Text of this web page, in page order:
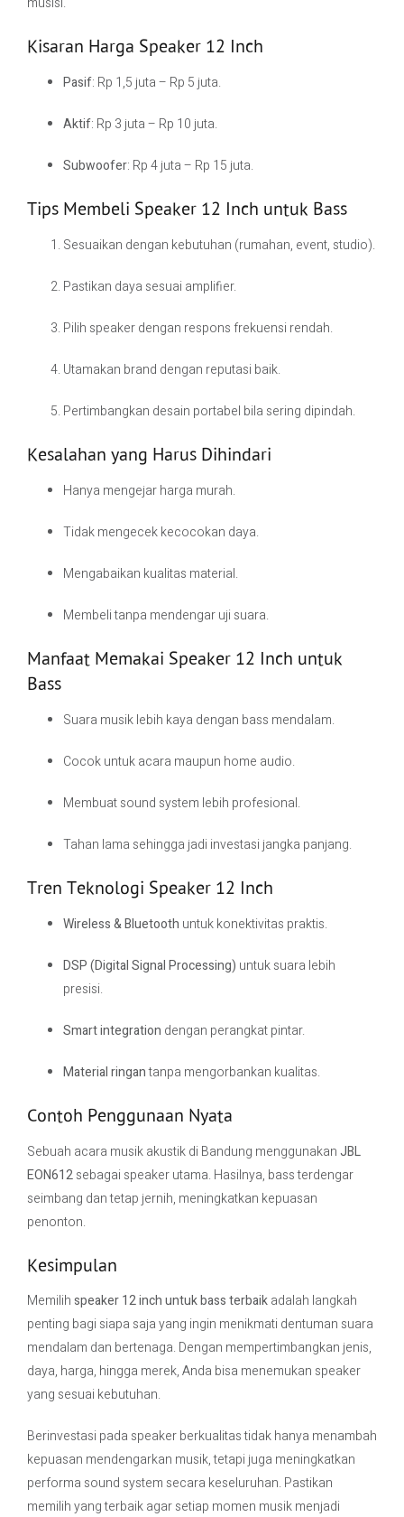
Kisaran Harga Speaker 12 Inch
Pasif: Rp 1,5 juta – Rp 5 juta.
Aktif: Rp 3 juta – Rp 10 juta.
Subwoofer: Rp 4 juta – Rp 15 juta.
Tips Membeli Speaker 12 Inch untuk Bass
Sesuaikan dengan kebutuhan (rumahan, event, studio).
Pastikan daya sesuai amplifier.
Pilih speaker dengan respons frekuensi rendah.
Utamakan brand dengan reputasi baik.
Pertimbangkan desain portabel bila sering dipindah.
Kesalahan yang Harus Dihindari
Hanya mengejar harga murah.
Tidak mengecek kecocokan daya.
Mengabaikan kualitas material.
Membeli tanpa mendengar uji suara.
Manfaat Memakai Speaker 12 Inch untuk
Bass
Suara musik lebih kaya dengan bass mendalam.
Cocok untuk acara maupun home audio.
Membuat sound system lebih profesional.
Tahan lama sehingga jadi investasi jangka panjang.
Tren Teknologi Speaker 12 Inch
Wireless & Bluetooth untuk konektivitas praktis.
DSP (Digital Signal Processing) untuk suara lebih
presisi.
Smart integration dengan perangkat pintar.
Material ringantanpa mengorbankan kualitas.
Contoh Penggunaan Nyata
Sebuah acara musik akustik di Bandung menggunakanJBL
EON612sebagai speaker utama. Hasilnya, bass terdengar
seimbang dan tetap jernih, meningkatkan kepuasan
penonton.
Kesimpulan
Memilihspeaker 12 inch untuk bass terbaikadalah langkah
penting bagi siapa saja yang ingin menikmati dentuman suara
mendalam dan bertenaga. Dengan mempertimbangkan jenis,
daya, harga, hingga merek, Anda bisa menemukan speaker
yang sesuai kebutuhan.
Berinvestasi pada speaker berkualitas tidak hanya menambah
kepuasan mendengarkan musik, tetapi juga meningkatkan
performa sound system secara keseluruhan. Pastikan
memilih yang terbaik agar setiap momen musik menjadi